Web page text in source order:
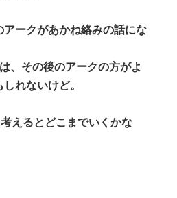
ークがあかね絡みの話にな
、その後のアークの方がよ
れないけど。
えるとどこまでいくかな